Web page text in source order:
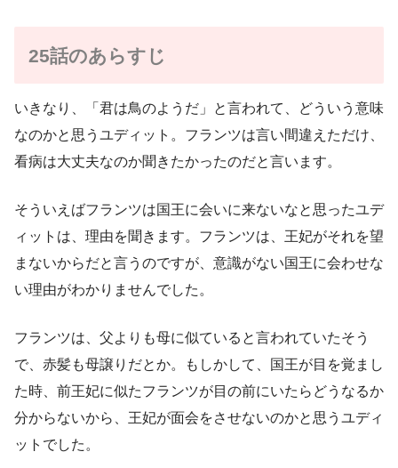
25話のあらすじ
いきなり、「君は鳥のようだ」と言われて、どういう意味
なのかと思うユディット。フランツは言い間違えただけ、
看病は大丈夫なのか聞きたかったのだと言います。
そういえばフランツは国王に会いに来ないなと思ったユデ
ィットは、理由を聞きます。フランツは、王妃がそれを望
まないからだと言うのですが、意識がない国王に会わせな
い理由がわかりませんでした。
フランツは、父よりも母に似ていると言われていたそう
で、赤髪も母譲りだとか。もしかして、国王が目を覚まし
た時、前王妃に似たフランツが目の前にいたらどうなるか
分からないから、王妃が面会をさせないのかと思うユディ
ットでした。